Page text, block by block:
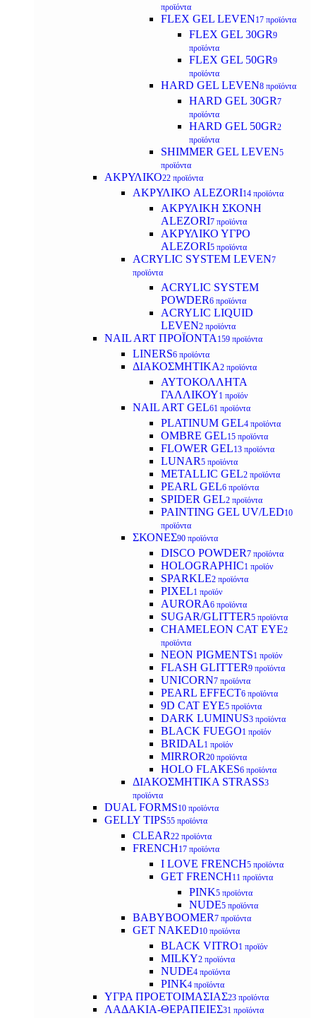
προϊόντα
FLEX GEL LEVEN17 προϊόντα
FLEX GEL 30GR9
προϊόντα
FLEX GEL 50GR9
προϊόντα
HARD GEL LEVEN8 προϊόντα
HARD GEL 30GR7
προϊόντα
HARD GEL 50GR2
προϊόντα
SHIMMER GEL LEVEN5
προϊόντα
ΑΚΡΥΛΙΚΟ22 προϊόντα
ΑΚΡΥΛΙΚΟ ALEZORI14 προϊόντα
ΑΚΡΥΛΙΚΗ ΣΚΟΝΗ
ALEZORI7 προϊόντα
ΑΚΡΥΛΙΚΟ ΥΓΡΟ
ALEZORI5 προϊόντα
ACRYLIC SYSTEM LEVEN7
προϊόντα
ACRYLIC SYSTEM
POWDER6 προϊόντα
ACRYLIC LIQUID
LEVEN2 προϊόντα
NAIL ART ΠΡΟΪΟΝΤΑ 159 προϊόντα
LINERS6 προϊόντα
ΔΙΑΚΟΣΜΗΤΙΚΑ2 προϊόντα
ΑΥΤΟΚΟΛΛΗΤΑ
ΓΑΛΛΙΚΟΥ1 προϊόν
NAIL ART GEL61 προϊόντα
PLATINUM GEL4 προϊόντα
OMBRE GEL15 προϊόντα
FLOWER GEL13 προϊόντα
LUNAR5 προϊόντα
METALLIC GEL2 προϊόντα
PEARL GEL6 προϊόντα
SPIDER GEL2 προϊόντα
PAINTING GEL UV/LED10
προϊόντα
ΣΚΟΝΕΣ90 προϊόντα
DISCO POWDER7 προϊόντα
HOLOGRAPHIC1 προϊόν
SPARKLE2 προϊόντα
PIXEL1 προϊόν
AURORA6 προϊόντα
SUGAR/GLITTER5 προϊόντα
CHAMELEON CAT EYE2
προϊόντα
NEON PIGMENTS1 προϊόν
FLASH GLITTER9 προϊόντα
UNICORN7 προϊόντα
PEARL EFFECT6 προϊόντα
9D CAT EYE5 προϊόντα
DARK LUMINUS3 προϊόντα
BLACK FUEGO1 προϊόν
BRIDAL1 προϊόν
MIRROR20 προϊόντα
HOLO FLAKES6 προϊόντα
ΔΙΑΚΟΣΜΗΤΙΚΑ STRASS3
προϊόντα
DUAL FORMS10 προϊόντα
GELLY TIPS55 προϊόντα
CLEAR22 προϊόντα
FRENCH17 προϊόντα
I LOVE FRENCH5 προϊόντα
GET FRENCH11 προϊόντα
PINK5 προϊόντα
NUDE5 προϊόντα
BABYBOOMER7 προϊόντα
GET NAKED10 προϊόντα
BLACK VITRO1 προϊόν
MILKY2 προϊόντα
NUDE4 προϊόντα
PINK4 προϊόντα
ΥΓΡΑ ΠΡΟΕΤΟΙΜΑΣΙΑΣ23 προϊόντα
ΛΑΔΑΚΙΑ-ΘΕΡΑΠΕΙΕΣ31 προϊόντα